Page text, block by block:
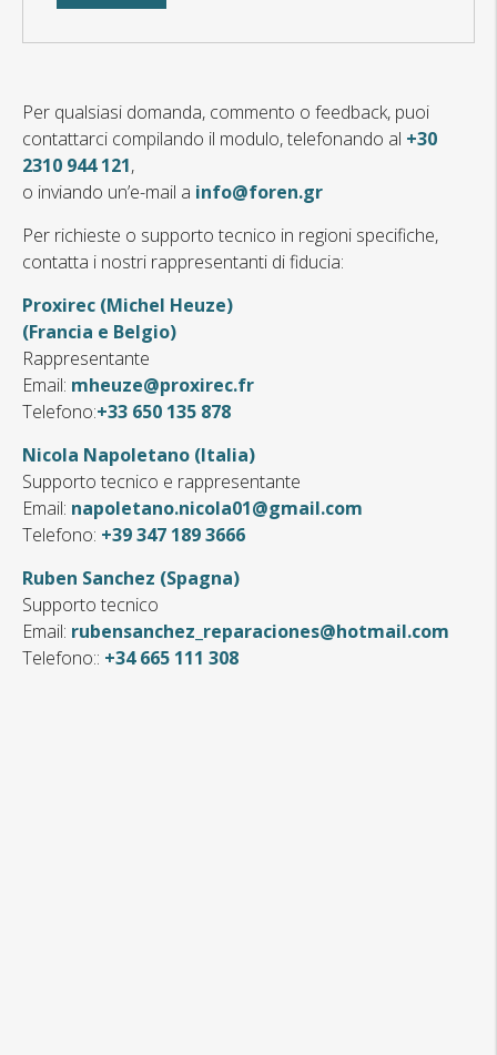
Per qualsiasi domanda, commento o feedback, puoi
contattarci compilando il modulo, telefonando al +30
2310 944 121,
o inviando un’e-mail a info@foren.gr
Per richieste o supporto tecnico in regioni specifiche,
contatta i nostri rappresentanti di fiducia:
Proxirec (Michel Heuze)
(Francia e Belgio)
Rappresentante
Email: mheuze@proxirec.fr
Telefono:+33 650 135 878
Nicola Napoletano (Italia)
Supporto tecnico e rappresentante
Email: napoletano.nicola01@gmail.com
Telefono: +39 347 189 3666
Ruben Sanchez (Spagna)
Supporto tecnico
Email: rubensanchez_reparaciones@hotmail.com
Telefono:: +34 665 111 308
Nome
Cognome
Numero di Telefono